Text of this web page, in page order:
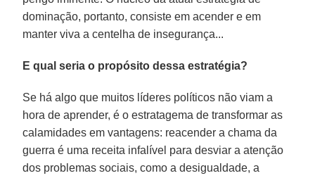
dominação, portanto, consiste em acender e em
manter viva a centelha de insegurança...
E qual seria o propósito dessa estratégia?
Se há algo que muitos líderes políticos não viam a
hora de aprender, é o estratagema de transformar as
calamidades em vantagens: reacender a chama da
guerra é uma receita infalível para desviar a atenção
dos problemas sociais, como a desigualdade, a